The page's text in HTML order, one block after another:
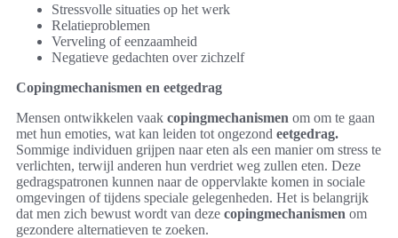
Stressvolle situaties op het werk
Relatieproblemen
Verveling of eenzaamheid
Negatieve gedachten over zichzelf
Copingmechanismen en eetgedrag
Mensen ontwikkelen vaak copingmechanismen om om te gaan
met hun emoties, wat kan leiden tot ongezond eetgedrag.
Sommige individuen grijpen naar eten als een manier om stress te
verlichten, terwijl anderen hun verdriet weg zullen eten. Deze
gedragspatronen kunnen naar de oppervlakte komen in sociale
omgevingen of tijdens speciale gelegenheden. Het is belangrijk
dat men zich bewust wordt van deze copingmechanismen om
gezondere alternatieven te zoeken.